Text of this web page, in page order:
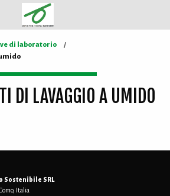
di laboratorio
DI LAVAGGIO A UMIDO
Sostenibile SRL
Italia